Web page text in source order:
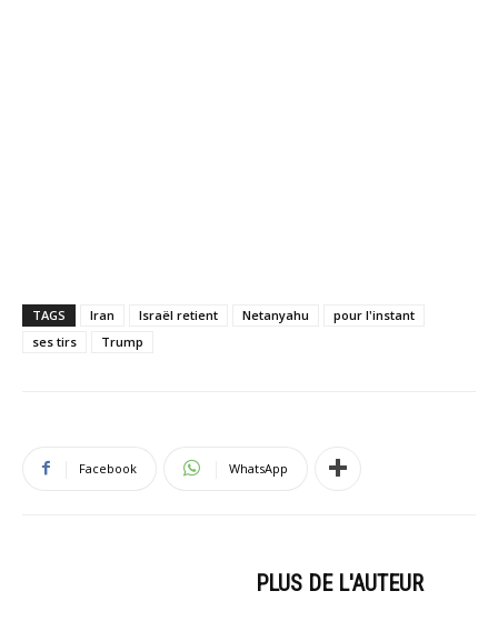
TAGS Iran Israël retient Netanyahu
pour l'instant
ses tirs
Trump
Facebook WhatsApp
PLUS DE L'AUTEUR